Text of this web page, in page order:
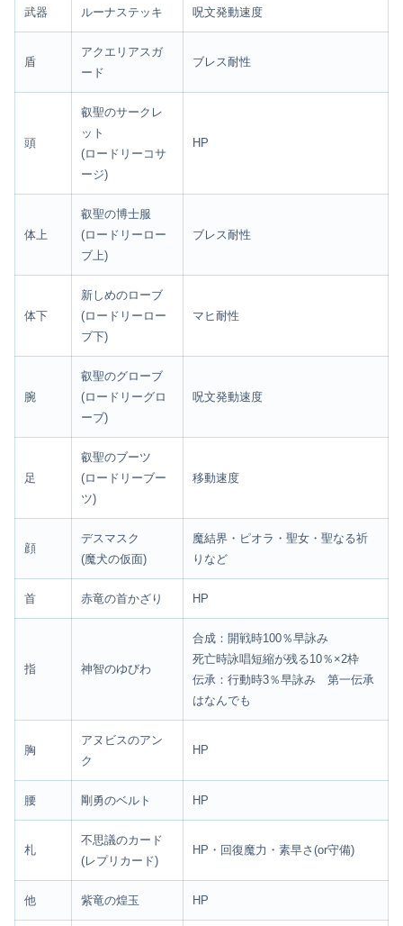
武器 ルーナステッキ 呪文発動速度
盾
アクエリアスガ
ード
ブレス耐性
頭
叡聖のサークレ
ット
(ロードリーコサ
ージ)
HP
体上
叡聖の博士服
(ロードリーロー
ブ上)
ブレス耐性
体下
新しめのローブ
(ロードリーロー
ブ下)
マヒ耐性
腕
叡聖のグローブ
(ロードリーグロ
ーブ)
呪文発動速度
足
叡聖のブーツ
(ロードリーブー
ツ)
移動速度
顔
デスマスク
(魔犬の仮面)
魔結界・ピオラ・聖女・聖なる祈
りなど
首 赤竜の首かざり HP
指 神智のゆびわ
合成：開戦時100％早詠み
死亡時詠唱短縮が残る10％×2枠
伝承：行動時3％早詠み 第一伝承
はなんでも
胸
アヌビスのアン
ク
HP
腰 剛勇のベルト HP
札
不思議のカード
(レプリカード)
HP・回復魔力・素早さ(or守備)
他 紫竜の煌玉 HP